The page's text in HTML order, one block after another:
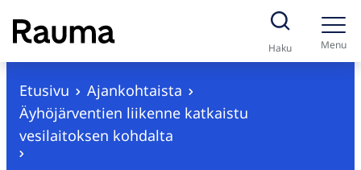
S
i
Haku Menu
Etusivu
Ajankohtaista
Äyhöjärventien liikenne katkaistu
vesilaitoksen kohdalta